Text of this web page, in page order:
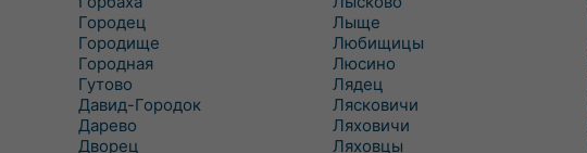
Городец
Городище
Городная
Гутово
Давид-Городок
Дарево
Дворец
Лыще
Любищицы
Люсино
Лядец
Лясковичи
Ляховичи
Ляховцы